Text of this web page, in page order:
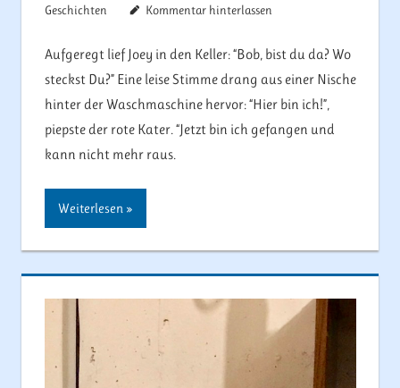
Geschichten
Kommentar hinterlassen
Aufgeregt lief Joey in den Keller: “Bob, bist du da? Wo
steckst Du?” Eine leise Stimme drang aus einer Nische
hinter der Waschmaschine hervor: “Hier bin ich!”,
piepste der rote Kater. “Jetzt bin ich gefangen und
kann nicht mehr raus.
Weiterlesen